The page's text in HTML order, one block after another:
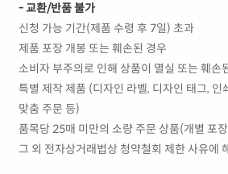
- 교환/반품 불가
신청 가능 기간(제품 수령 후 7일) 초과
제품 포장 개봉 또는 훼손된 경우
소비자 부주의로 인해 상품이 멸실 또는 훼손
특별 제작 제품 (디자인 라벨, 디자인 태그, 인
맞춤 주문 등)
품목당 25매 미만의 소량 주문 상품(개별 포
그 외 전자상거래법상 청약철회 제한 사유에